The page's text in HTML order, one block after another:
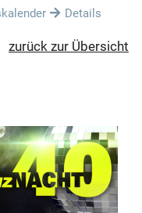
Details
zurück zur Übersicht